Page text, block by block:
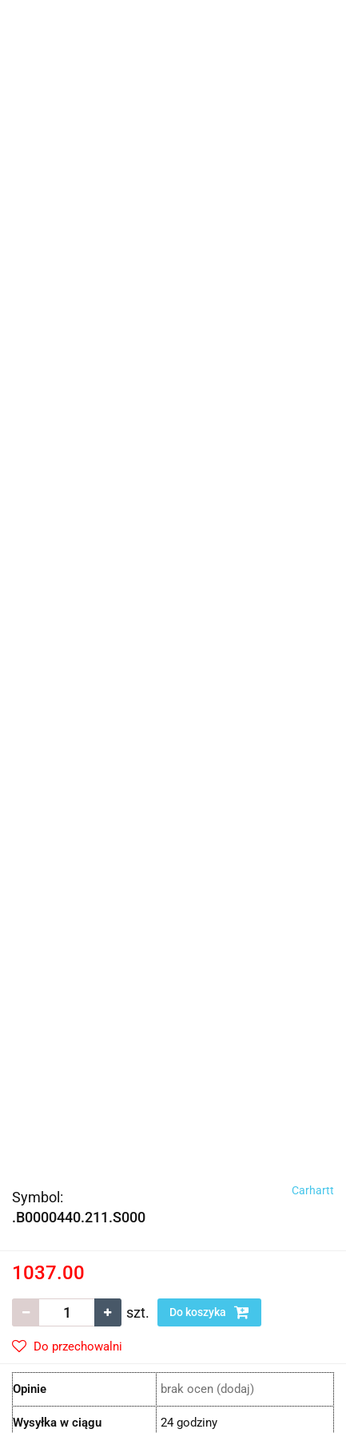
Symbol:
.B0000440.211.S000
Carhartt
1037.00
szt. Do koszyka
Do przechowalni
Opinie brak ocen (dodaj)
Wysyłka w ciągu 24 godziny